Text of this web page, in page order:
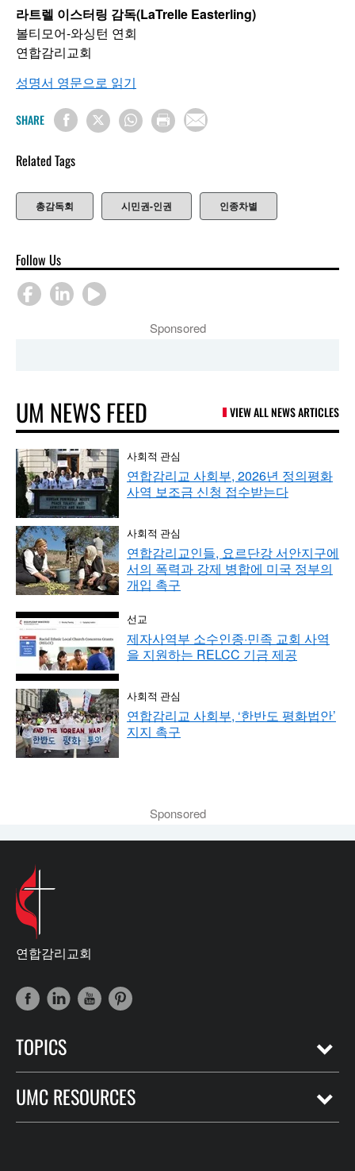
라트렐 이스터링 감독(LaTrelle Easterling)
볼티모어-와싱턴 연회
연합감리교회
성명서 영문으로 읽기
SHARE
Related Tags
총감독회 시민권-인권 인종차별
Follow Us
Sponsored
UM NEWS FEED VIEW ALL NEWS ARTICLES
사회적 관심
연합감리교 사회부, 2026년 정의평화
사역 보조금 신청 접수받는다
사회적 관심
연합감리교인들, 요르단강 서안지구에
서의 폭력과 강제 병합에 미국 정부의
개입 촉구
선교
제자사역부 소수인종·민족 교회 사역
을 지원하는 RELCC 기금 제공
사회적 관심
연합감리교 사회부, ‘한반도 평화법안’
지지 촉구
Sponsored
연합감리교회
TOPICS
UMC RESOURCES